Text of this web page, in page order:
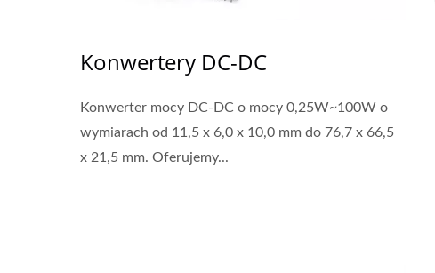
Konwertery DC-DC
Konwerter mocy DC-DC o mocy 0,25W~100W o
wymiarach od 11,5 x 6,0 x 10,0 mm do 76,7 x 66,5
x 21,5 mm. Oferujemy...